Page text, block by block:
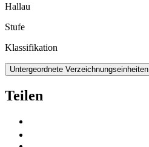
Hallau
Stufe
Klassifikation
Untergeordnete Verzeichnungseinheiten
Teilen